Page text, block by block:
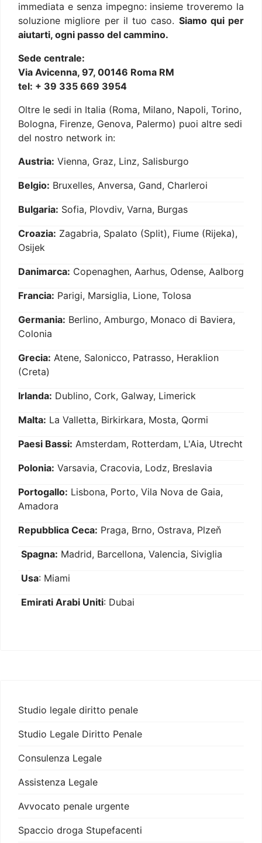
immediata e senza impegno: insieme troveremo la
soluzione migliore per il tuo caso. Siamo qui per
aiutarti, ogni passo del cammino.
Sede centrale:
Via Avicenna, 97, 00146 Roma RM
tel: + 39 335 669 3954
Oltre le sedi in Italia (Roma, Milano, Napoli, Torino,
Bologna, Firenze, Genova, Palermo) puoi altre sedi
del nostro network in:
Austria: Vienna, Graz, Linz, Salisburgo
Belgio: Bruxelles, Anversa, Gand, Charleroi
Bulgaria: Sofia, Plovdiv, Varna, Burgas
Croazia: Zagabria, Spalato (Split), Fiume (Rijeka),
Osijek
Danimarca: Copenaghen, Aarhus, Odense, Aalborg
Francia: Parigi, Marsiglia, Lione, Tolosa
Germania: Berlino, Amburgo, Monaco di Baviera,
Colonia
Grecia: Atene, Salonicco, Patrasso, Heraklion
(Creta)
Irlanda: Dublino, Cork, Galway, Limerick
Malta: La Valletta, Birkirkara, Mosta, Qormi
Paesi Bassi: Amsterdam, Rotterdam, L'Aia, Utrecht
Polonia: Varsavia, Cracovia, Lodz, Breslavia
Portogallo: Lisbona, Porto, Vila Nova de Gaia,
Amadora
Repubblica Ceca: Praga, Brno, Ostrava, Plzeň
Spagna: Madrid, Barcellona, Valencia, Siviglia
Usa: Miami
Emirati Arabi Uniti: Dubai
Studio legale diritto penale
Studio Legale Diritto Penale
Consulenza Legale
Assistenza Legale
Avvocato penale urgente
Spaccio droga Stupefacenti